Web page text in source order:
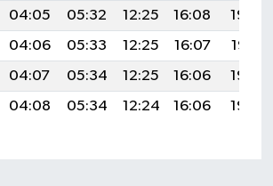
04:05 05:32 12:25 16:08
19:08
04:06 05:33 12:25 16:07
19:07
04:07 05:34 12:25 16:06
19:06
04:08 05:34 12:24 16:06 19:04